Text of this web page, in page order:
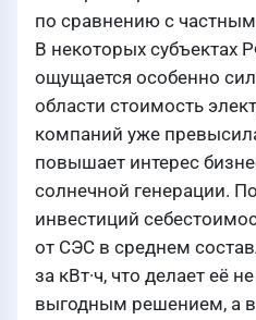
по сравнению с
В некоторых субъектах
ощущается особенно
области стоимость
компаний уже
повышает интерес
солнечной генерации.
инвестиций
от СЭС в среднем
за кВт·ч, что делает её
выгодным решением, а